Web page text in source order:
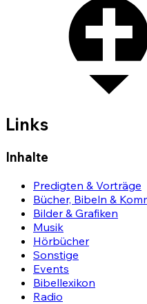
Links
Inhalte
Predigten & Vorträge
Bücher, Bibeln &
Bilder & Grafiken
Musik
Hörbücher
Sonstige
Events
Bibellexikon
Radio